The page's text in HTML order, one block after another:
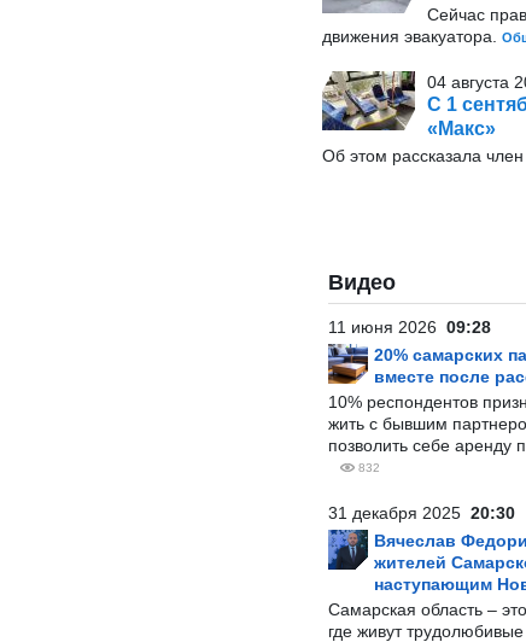
Сейчас
движения эвакуатора.
04 августа
С 1
«Макс»
Об этом рассказала
Видео
11 июня 2026 09:28
20% самарских
вместе после
10% респондентов
жить с бывшим
позволить себе аренду
832
31 декабря 2025 20:30
Вячеслав
жителей
наступающим
Самарская область –
где живут